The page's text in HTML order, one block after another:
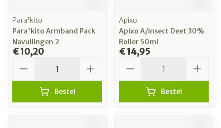
Para'kito
Para'kito Armband Pack
Navullingen 2
€ 10,20
Bestel
Apixo
Apixo A/insect Deet 30%
Roller 50ml
€ 14,95
Bestel